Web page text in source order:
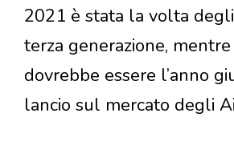
2021 è stata la volta
terza generazione,
dovrebbe essere l’anno
lancio sul mercato degli